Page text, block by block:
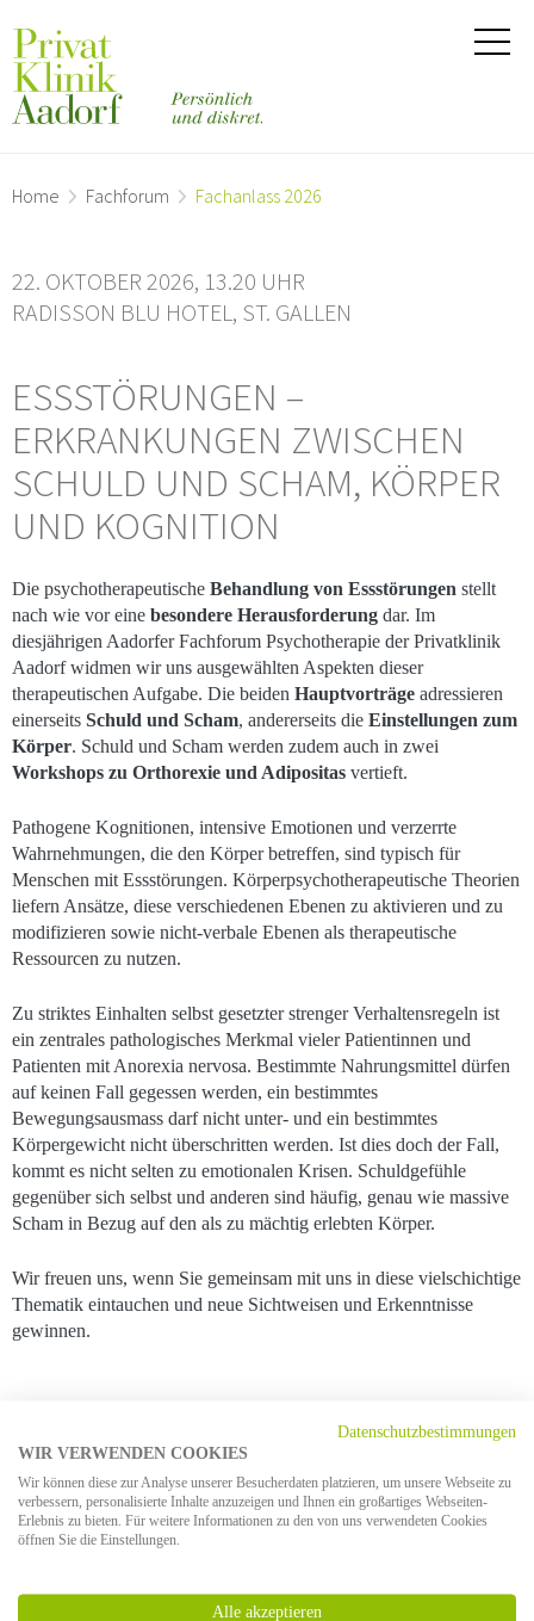
Home Fachforum Fachanlass 2026
22. OKTOBER 2026, 13.20 UHR
RADISSON BLU HOTEL, ST. GALLEN
ESSSTÖRUNGEN –
ERKRANKUNGEN ZWISCHEN
SCHULD UND SCHAM, KÖRPER
UND KOGNITION
Die psychotherapeutische Behandlung von Essstörungen stellt
nach wie vor eine besondere Herausforderung dar. Im
diesjährigen Aadorfer Fachforum Psychotherapie der Privatklinik
Aadorf widmen wir uns ausgewählten Aspekten dieser
therapeutischen Aufgabe. Die beiden Hauptvorträge adressieren
einerseits Schuld und Scham, andererseits die Einstellungen zum
Körper. Schuld und Scham werden zudem auch in zwei
Workshops zu Orthorexie und Adipositas vertieft.
Pathogene Kognitionen, intensive Emotionen und verzerrte
Wahrnehmungen, die den Körper betreffen, sind typisch für
Menschen mit Essstörungen. Körperpsychotherapeutische Theorien
liefern Ansätze, diese verschiedenen Ebenen zu aktivieren und zu
modifizieren sowie nicht-verbale Ebenen als therapeutische
Ressourcen zu nutzen.
Zu striktes Einhalten selbst gesetzter strenger Verhaltensregeln ist
ein zentrales pathologisches Merkmal vieler Patientinnen und
Patienten mit Anorexia nervosa. Bestimmte Nahrungsmittel dürfen
auf keinen Fall gegessen werden, ein bestimmtes
Bewegungsausmass darf nicht unter- und ein bestimmtes
Körpergewicht nicht überschritten werden. Ist dies doch der Fall,
kommt es nicht selten zu emotionalen Krisen. Schuldgefühle
gegenüber sich selbst und anderen sind häufig, genau wie massive
Scham in Bezug auf den als zu mächtig erlebten Körper.
Wir freuen uns, wenn Sie gemeinsam mit uns in diese vielschichtige
Thematik eintauchen und neue Sichtweisen und Erkenntnisse
gewinnen.
Datenschutzbestimmungen
WIR VERWENDEN COOKIES
Wir können diese zur Analyse unserer Besucherdaten platzieren, um unsere Webseite zu
verbessern, personalisierte Inhalte anzuzeigen und Ihnen ein großartiges Webseiten-
Erlebnis zu bieten. Für weitere Informationen zu den von uns verwendeten Cookies
öffnen Sie die Einstellungen.
Alle akzeptieren